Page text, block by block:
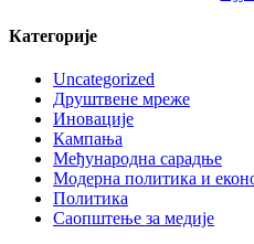
Категорије
Uncategorized
Друштвене мреже
Иновације
Кампања
Међународна сарадње
Модерна политика и
Политика
Саопштење за медије